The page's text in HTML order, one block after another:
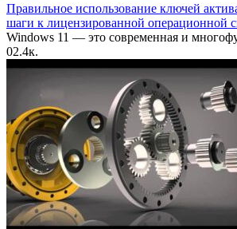
Правильное использование ключей
шаги к лицензированной операционной
Windows 11 — это современная и
02.4к.